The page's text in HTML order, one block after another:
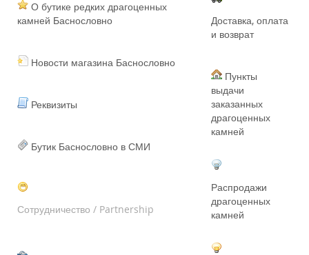
О бутике редких драгоценных
камней Баснословно
Новости магазина Баснословно
Реквизиты
Бутик Баснословно в СМИ
Сотрудничество / Partnership
Доставка, оплата
и возврат
Пункты
выдачи
заказанных
драгоценных
камней
Распродажи
драгоценных
камней